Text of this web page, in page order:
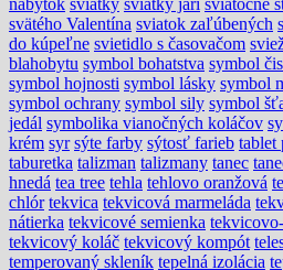
svätého Valentína sviatok zaľúbených
do kúpeľne svietidlo s časovačom
blahobytu symbol bohatstva symbol
symbol hojnosti symbol lásky symbol
symbol ochrany symbol sily symbol
jedál symbolika vianočných koláčov
krém syr sýte farby sýtosť farieb tablet
taburetka talizman talizmany tanec
hnedá tea tree tehla tehlovo oranžová
chlór tekvica tekvicová marmeláda
nátierka tekvicové semienka
tekvicový koláč tekvicový kompót
temperovaný skleník tepelná izolácia